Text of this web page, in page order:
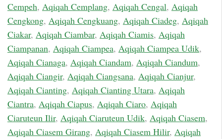
Cempeh, Aqiqah Cemplang, Aqiqah Cengal, Aqiqah
Cengkong, Aqiqah Cengkuang, Aqiqah Ciadeg, Aqiqah
Ciakar, Aqiqah Ciambar, Aqiqah Ciamis, Aqiqah
Ciampanan, Aqiqah Ciampea, Aqiqah Ciampea Udik,
Aqiqah Cianaga, Aqiqah Ciandam, Aqiqah Ciandum,
Aqiqah Ciangir, Aqiqah Ciangsana, Aqiqah Cianjur,
Aqiqah Cianting, Aqiqah Cianting Utara, Aqiqah
Ciantra, Aqiqah Ciapus, Aqiqah Ciaro, Aqiqah
Ciaruteun Ilir, Aqiqah Ciaruteun Udik, Aqiqah Ciasem,
Aqiqah Ciasem Girang, Aqiqah Ciasem Hilir, Aqiqah